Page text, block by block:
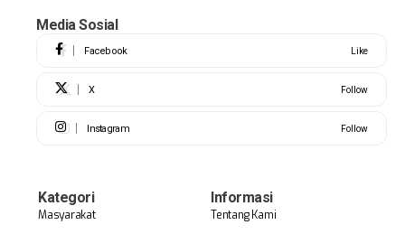
Media Sosial
Facebook Like
X Follow
Instagram Follow
Kategori
Masyarakat
Informasi
Tentang Kami